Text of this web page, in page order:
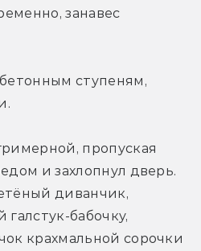
занавес
ступеням,
пропуская
и захлопнул дверь.
диванчик,
бабочку,
крахмальной сорочки